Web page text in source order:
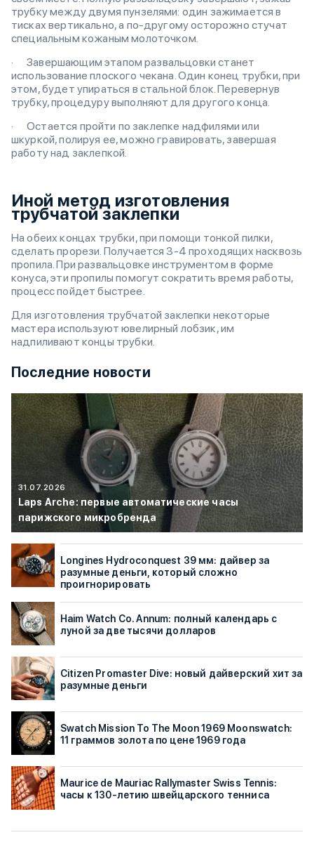
трубку между двумя пунзелями: один зажимается в
тисках вертикально, а по-другому осторожно стучат
специальным кожаным молоточком.
· Завершающим этапом развальцовки станет
использование плоского чекана. Один конец трубки, при
этом, будет упираться в стальной блок. Перевернув
трубку, процедуру выполняют для другого конца.
· Остается пройти по заклепке надфилями или
шкуркой, полируя ее, можно гравировать, завершая
работу над заклепкой.
Иной метод изготовления
трубчатой заклепки
На обеих концах трубки, при помощи тонкой пилки,
сделать прорези. Получается 3-4 проходящих насквозь
пропила. При развальцовке инструментом в форме
конуса, эти пропилы помогут сократить время работы,
процесс пойдет быстрее.
Для изготовления трубчатой заклепки некоторые
мастера используют ювелирный лобзик, им
надпиливают концы трубки.
Последние новости
31.07.2026
Laps Arche: первые автоматические часы
парижского микробренда
Longines Hydroconquest 39 мм: дайвер за
разумные деньги, который сложно
проигнорировать
Haim Watch Co. Annum: полный календарь с
луной за две тысячи долларов
Citizen Promaster Dive: новый дайверский хит за
разумные деньги
Swatch Mission To The Moon 1969 Moonswatch:
11 граммов золота по цене 1969 года
Maurice de Mauriac Rallymaster Swiss Tennis:
часы к 130-летию швейцарского тенниса